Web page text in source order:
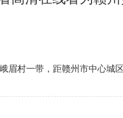
一带，距赣州市中心城区